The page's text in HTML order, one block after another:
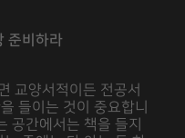
준비하라
교양서적이든 전공서
들이는 것이 중요합니
공간에서는 책을 들지